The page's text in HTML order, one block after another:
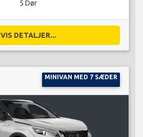
5 Dør
VIS DETALJER...
MINIVAN MED 7 SÆDER